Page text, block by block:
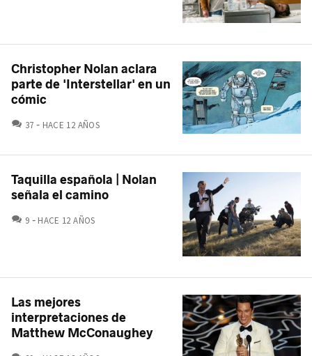
Christopher Nolan aclara
parte de 'Interstellar' en un
cómic
37 COMENTARIOS
HACE 12 AÑOS
Taquilla española | Nolan
señala el camino
9 COMENTARIOS
HACE 12 AÑOS
Las mejores
interpretaciones de
Matthew McConaughey